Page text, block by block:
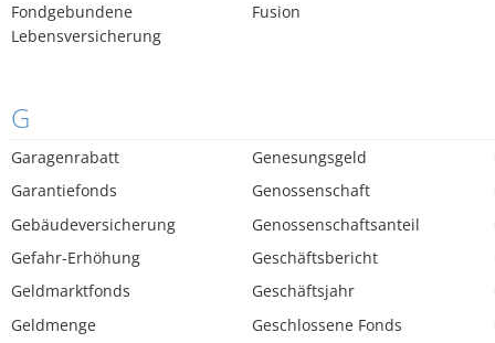
Fondgebundene
Lebensversicherung
Fusion
G
Garagenrabatt
Garantiefonds
Gebäudeversicherung
Gefahr-Erhöhung
Geldmarktfonds
Geldmenge
Genesungsgeld
Genossenschaft
Genossenschaftsanteil
Geschäftsbericht
Geschäftsjahr
Geschlossene Fonds